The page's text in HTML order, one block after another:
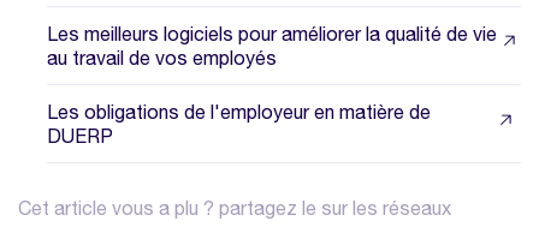
Les meilleurs logiciels pour améliorer la qualité de vie
au travail de vos employés
Les obligations de l'employeur en matière de
DUERP
Cet article vous a plu ? partagez le sur les réseaux